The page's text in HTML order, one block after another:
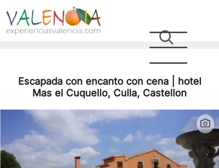
Escapada con encanto con cena | hotel
Mas el Cuquello, Culla, Castellon